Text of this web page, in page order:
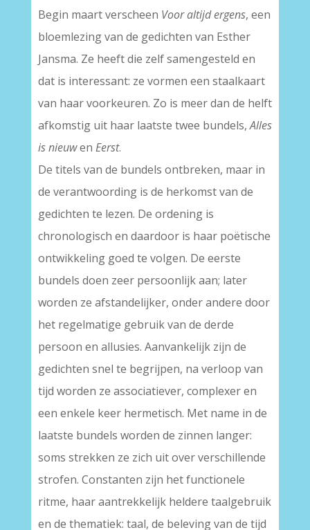
Begin maart verscheen Voor altijd ergens, een
bloemlezing van de gedichten van Esther
Jansma. Ze heeft die zelf samengesteld en
dat is interessant: ze vormen een staalkaart
van haar voorkeuren. Zo is meer dan de helft
afkomstig uit haar laatste twee bundels,Alles
is nieuwen Eerst.
De titels van de bundels ontbreken, maar in
de verantwoording is de herkomst van de
gedichten te lezen. De ordening is
chronologisch en daardoor is haar poëtische
ontwikkeling goed te volgen. De eerste
bundels doen zeer persoonlijk aan; later
worden ze afstandelijker, onder andere door
het regelmatige gebruik van de derde
persoon en allusies. Aanvankelijk zijn de
gedichten snel te begrijpen, na verloop van
tijd worden ze associatiever, complexer en
een enkele keer hermetisch. Met name in de
laatste bundels worden de zinnen langer:
soms strekken ze zich uit over verschillende
strofen. Constanten zijn het functionele
ritme, haar aantrekkelijk heldere taalgebruik
en de thematiek: taal, de beleving van de tijd